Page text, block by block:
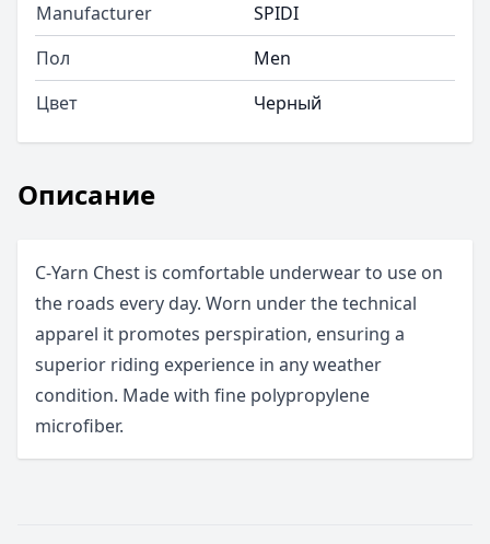
Описание
C-Yarn Chest is comfortable underwear to use on
the roads every day. Worn under the technical
apparel it promotes perspiration, ensuring a
superior riding experience in any weather
condition. Made with fine polypropylene
microfiber.
Manufacturer
SPIDI
Пол
Men
Цвет
Черный